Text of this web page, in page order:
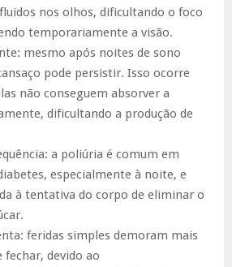
nos olhos, dificultando o foco
temporariamente a visão.
mesmo após noites de sono
pode persistir. Isso ocorre
não conseguem absorver a
dificultando a produção de
a poliúria é comum em
especialmente à noite, e
à tentativa do corpo de eliminar o
feridas simples demoram mais
devido ao